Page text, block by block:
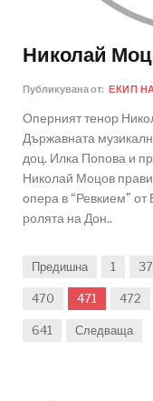
Николай
Публикувана от: ЕКИП
Оперният тенор
Държавната
доц. Илка Попова и
Николай Моцов прави
опера в “Ревкием”
ролята на Дон..
Предишна 1
470 471 472
641 Следваща